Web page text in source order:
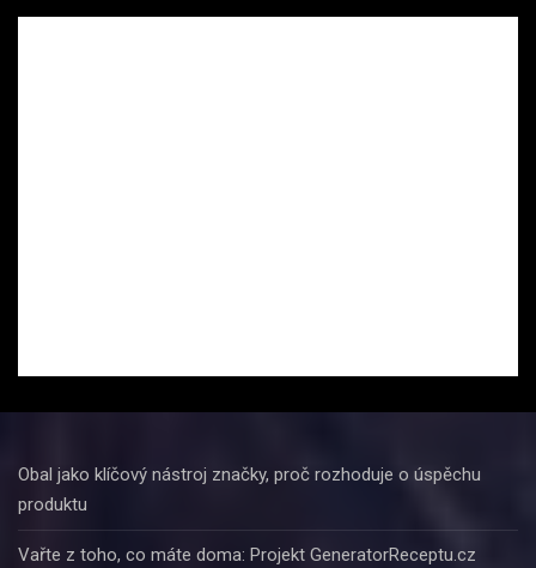
Obal jako klíčový nástroj značky, proč rozhoduje o úspěchu
produktu
Vařte z toho, co máte doma: Projekt GeneratorReceptu.cz